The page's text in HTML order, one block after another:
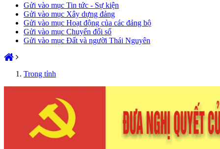
Gửi vào mục Tin tức - Sự kiện
Gửi vào mục Xây dựng đảng
Gửi vào mục Hoạt động của các đảng bộ
Gửi vào mục Chuyển đổi số
Gửi vào mục Đất và người Thái Nguyên
Trong tỉnh